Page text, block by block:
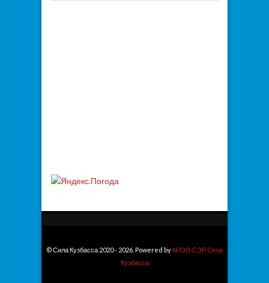
© Сила Кузбасса 2020 - 2026. Powered by КРОО СЭР Сила
Кузбасса